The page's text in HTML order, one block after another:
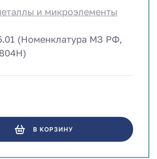
и микроэлементы
(Номенклатура МЗ РФ,
В КОРЗИНУ